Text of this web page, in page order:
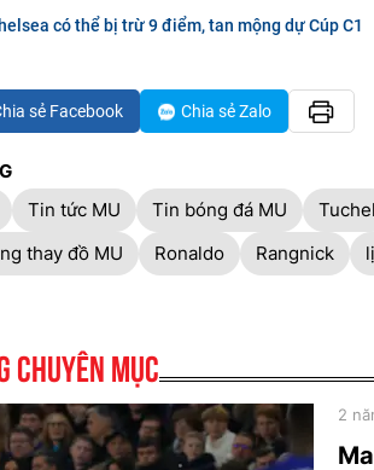
có thể bị trừ 9 điểm, tan mộng dự Cúp C1
sẻ Facebook Chia sẻ Zalo
Tin tức MU Tin bóng đá MU Tuchel
thay đồ MU
Ronaldo Rangnick
chuyên mục
2